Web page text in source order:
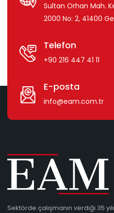
Sultan Orhan Mah.
2000 No: 2, 41400
Telefon
+90 216 447 41 11
E-posta
info@eam.com.tr
Sektörde çalışmanın verdiği 35